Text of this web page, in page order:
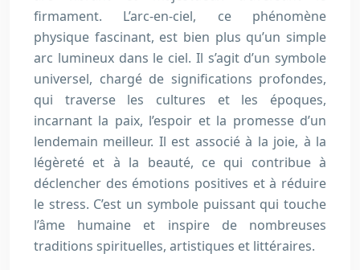
firmament. L’arc-en-ciel, ce phénomène
physique fascinant, est bien plus qu’un simple
arc lumineux dans le ciel. Il s’agit d’un symbole
universel, chargé de significations profondes,
qui traverse les cultures et les époques,
incarnant la paix, l’espoir et la promesse d’un
lendemain meilleur. Il est associé à la joie, à la
légèreté et à la beauté, ce qui contribue à
déclencher des émotions positives et à réduire
le stress. C’est un symbole puissant qui touche
l’âme humaine et inspire de nombreuses
traditions spirituelles, artistiques et littéraires.